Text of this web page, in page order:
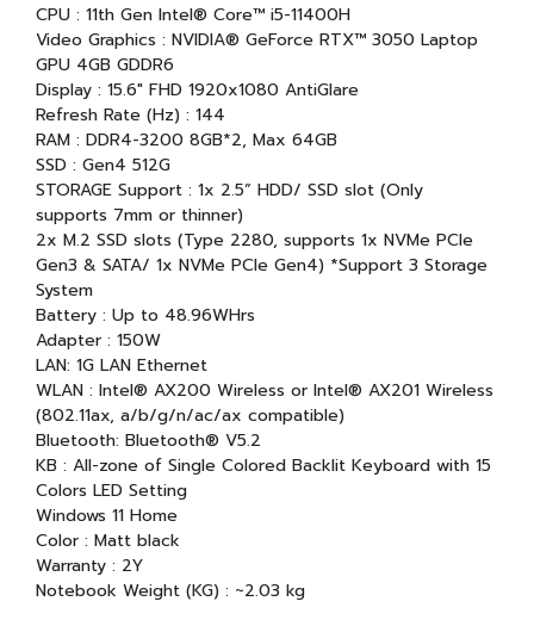
CPU : 11th Gen Intel® Core™ i5-11400H
Video Graphics : NVIDIA® GeForce RTX™ 3050 Laptop
GPU 4GB GDDR6
Display : 15.6" FHD 1920x1080 AntiGlare
Refresh Rate (Hz) : 144
RAM : DDR4-3200 8GB*2, Max 64GB
SSD : Gen4 512G
STORAGE Support : 1x 2.5” HDD/ SSD slot (Only
supports 7mm or thinner)
2x M.2 SSD slots (Type 2280, supports 1x NVMe PCIe
Gen3 & SATA/ 1x NVMe PCIe Gen4) *Support 3 Storage
System
Battery : Up to 48.96WHrs
Adapter : 150W
LAN: 1G LAN Ethernet
WLAN : Intel® AX200 Wireless or Intel® AX201 Wireless
(802.11ax, a/b/g/n/ac/ax compatible)
Bluetooth: Bluetooth® V5.2
KB : All-zone of Single Colored Backlit Keyboard with 15
Colors LED Setting
Windows 11 Home
Color : Matt black
Warranty : 2Y
Notebook Weight (KG) : ~2.03 kg